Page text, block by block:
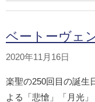
ベートーヴェ
2020年11月16日
楽聖の250回目の誕生
よる「悲愴」「月光